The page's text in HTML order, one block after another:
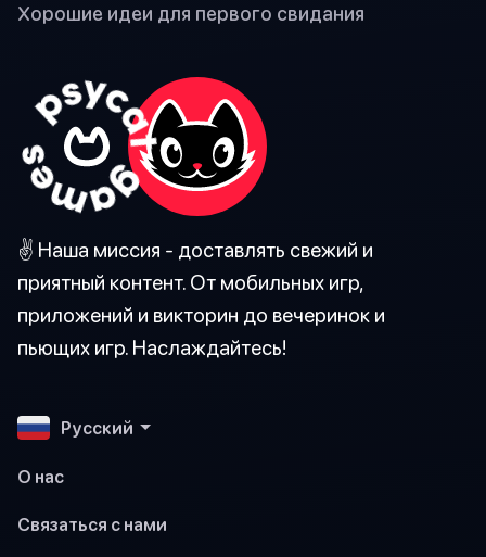
Хорошие идеи для первого свидания
✌️ Наша миссия - доставлять свежий и
приятный контент. От мобильных игр,
приложений и викторин до вечеринок и
пьющих игр. Наслаждайтесь!
Pусский
О нас
Связаться с нами